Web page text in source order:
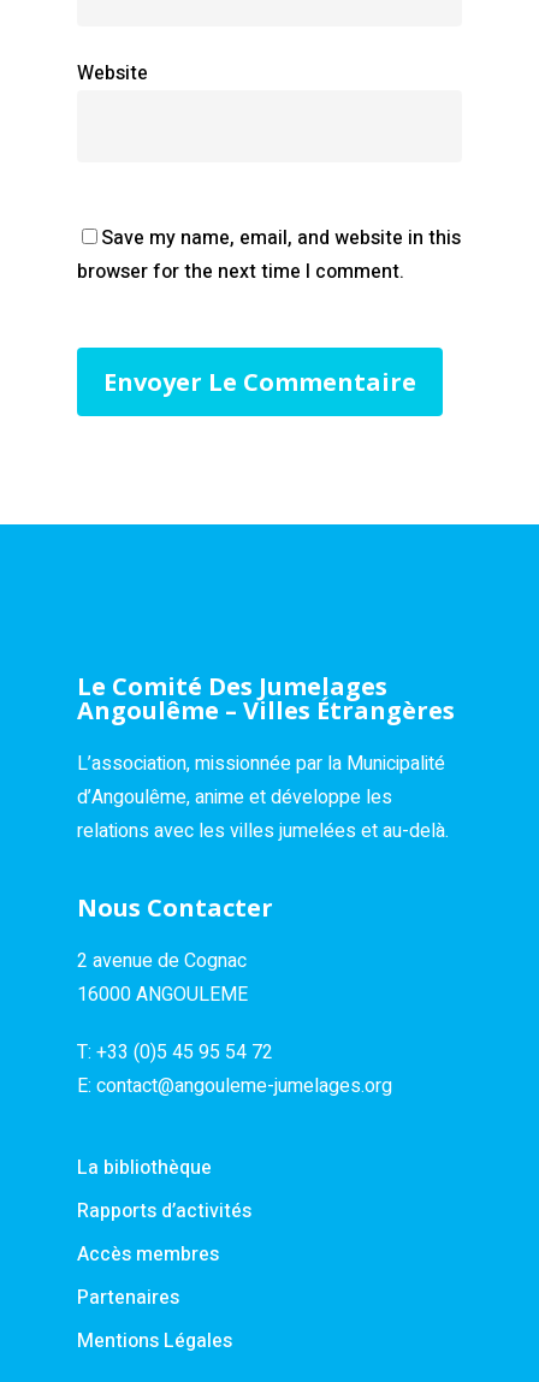
Website
Save my name, email, and website in this
browser for the next time I comment.
Le Comité Des Jumelages
Angoulême – Villes Étrangères
L’association, missionnée par la Municipalité
d’Angoulême, anime et développe les
relations avec les villes jumelées et au-delà.
Nous Contacter
2 avenue de Cognac
16000 ANGOULEME
T: +33 (0)5 45 95 54 72
E: contact@angouleme-jumelages.org
La bibliothèque
Rapports d’activités
Accès membres
Partenaires
Mentions Légales